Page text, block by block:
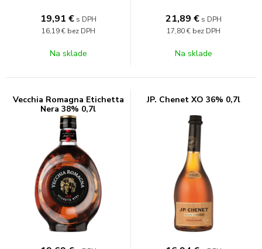
19,91 € s DPH
16,19 € bez DPH
Na sklade
21,89 € s DPH
17,80 € bez DPH
Na sklade
Vecchia Romagna Etichetta
Nera 38% 0,7l
JP. Chenet XO 36% 0,7l